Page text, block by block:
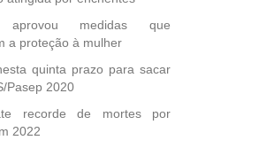
aprovou medidas que
a proteção à mulher
quinta prazo para sacar
Pasep 2020
recorde de mortes por
2022